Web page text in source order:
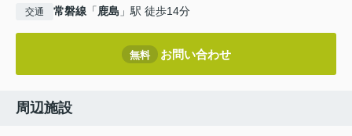
交通 常磐線 「鹿島 」駅 徒歩14分
無料 お問い合わせ
周辺施設